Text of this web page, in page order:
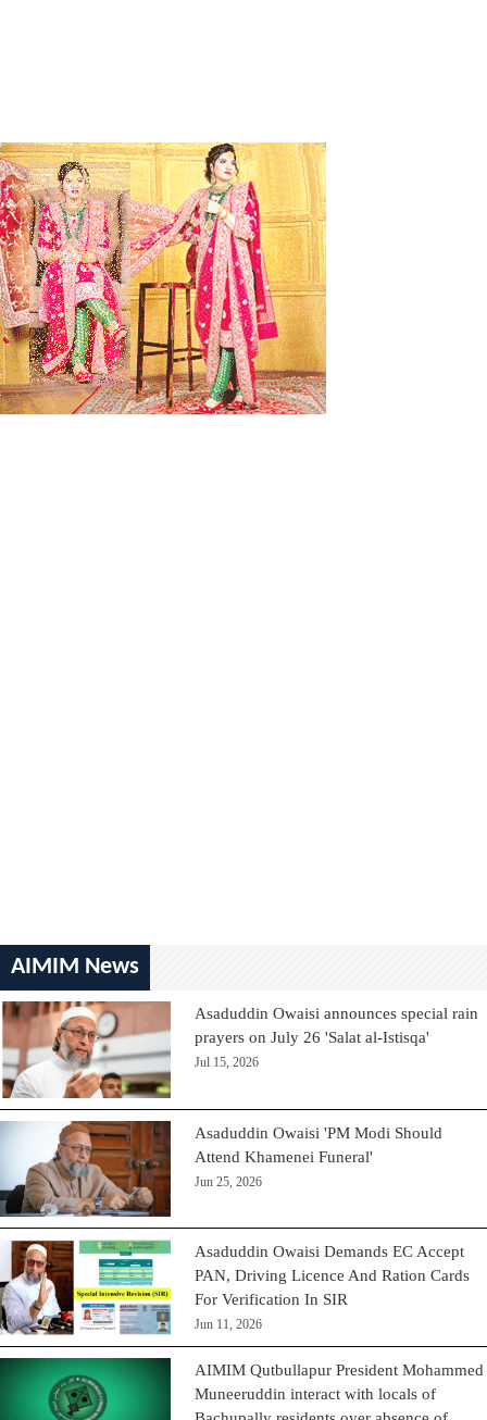
AIMIM News
Asaduddin Owaisi announces special rain
prayers on July 26 'Salat al-Istisqa'
Jul 15, 2026
Asaduddin Owaisi 'PM Modi Should
Attend Khamenei Funeral'
Jun 25, 2026
Asaduddin Owaisi Demands EC Accept
PAN, Driving Licence And Ration Cards
For Verification In SIR
Jun 11, 2026
AIMIM Qutbullapur President Mohammed
Muneeruddin interact with locals of